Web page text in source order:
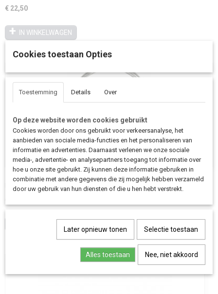
€ 22,50
IN WINKELWAGEN
Bakfiets.nl RVS remkabel – originele remkabel voor bakfiets
(voor & achter)
De originele RVS remkabels van Bakfiets.nl zijn speciaal…
Cookies toestaan Opties
Toestemming Details Over
Op deze website worden cookies gebruikt
Cookies worden door ons gebruikt voor verkeersanalyse, het
aanbieden van sociale media-functies en het personaliseren van
informatie en advertenties. Daarnaast verlenen we onze sociale
media-, advertentie- en analysepartners toegang tot informatie over
hoe u onze site gebruikt. Zij kunnen deze informatie gebruiken in
combinatie met andere gegevens die zij mogelijk hebben verzameld
door uw gebruik van hun diensten of die u hen hebt verstrekt.
Later opnieuw tonen Selectie toestaan
Alles toestaan Nee, niet akkoord